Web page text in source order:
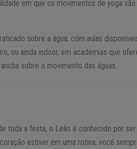
em que os movimentos de yoga
sobre a água, com aulas
ou ainda indoor, em academias que
sobre o movimento das águas.
toda a festa, o Leão é conhecido por
estiver em uma rotina, você